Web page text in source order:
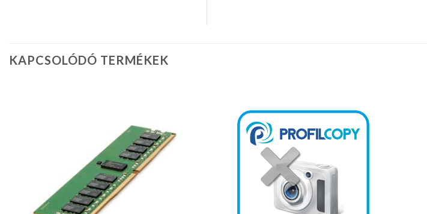
KAPCSOLÓDÓ TERMÉKEK
Kedvencekhez